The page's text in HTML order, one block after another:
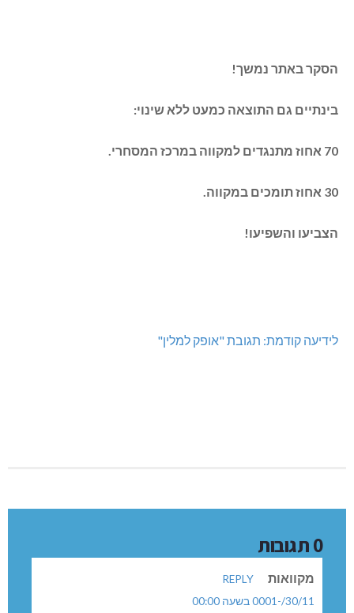
באתר נמשך!
גם התוצאה כמעט ללא שינוי:
והשפיעו!
קודמת: תגובת "אופק למלין"
REPLY